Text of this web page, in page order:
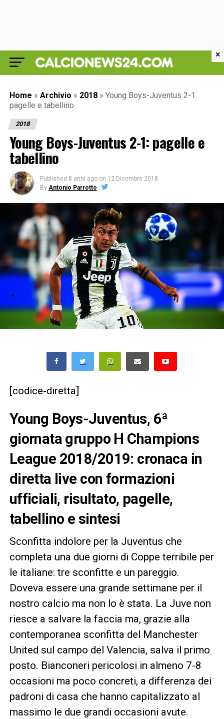
Home » Archivio » 2018 » Young Boys-Juventus 2-1:
pagelle e tabellino
2018
Young Boys-Juventus 2-1: pagelle e
tabellino
Published 8 anni ago on 12 Dicembre 2018
By Antonio Parrotto
[codice-diretta]
Young Boys-Juventus, 6ª
giornata gruppo H Champions
League 2018/2019: cronaca in
diretta live con formazioni
ufficiali, risultato, pagelle,
tabellino e sintesi
Sconfitta indolore per la Juventus che
completa una due giorni di Coppe terribile per
le italiane: tre sconfitte e un pareggio.
Doveva essere una grande settimane per il
nostro calcio ma non lo è stata. La Juve non
riesce a salvare la faccia ma, grazie alla
contemporanea sconfitta del Manchester
United sul campo del Valencia, salva il primo
posto. Bianconeri pericolosi in almeno 7-8
occasioni ma poco concreti, a differenza dei
padroni di casa che hanno capitalizzato al
massimo le due grandi occasioni avute.
×